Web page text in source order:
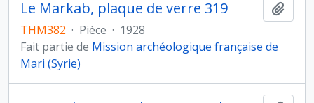
Le Markab, plaque de verre 319
THM382 · Pièce · 1928
Fait partie de Mission archéologique française de
Mari (Syrie)